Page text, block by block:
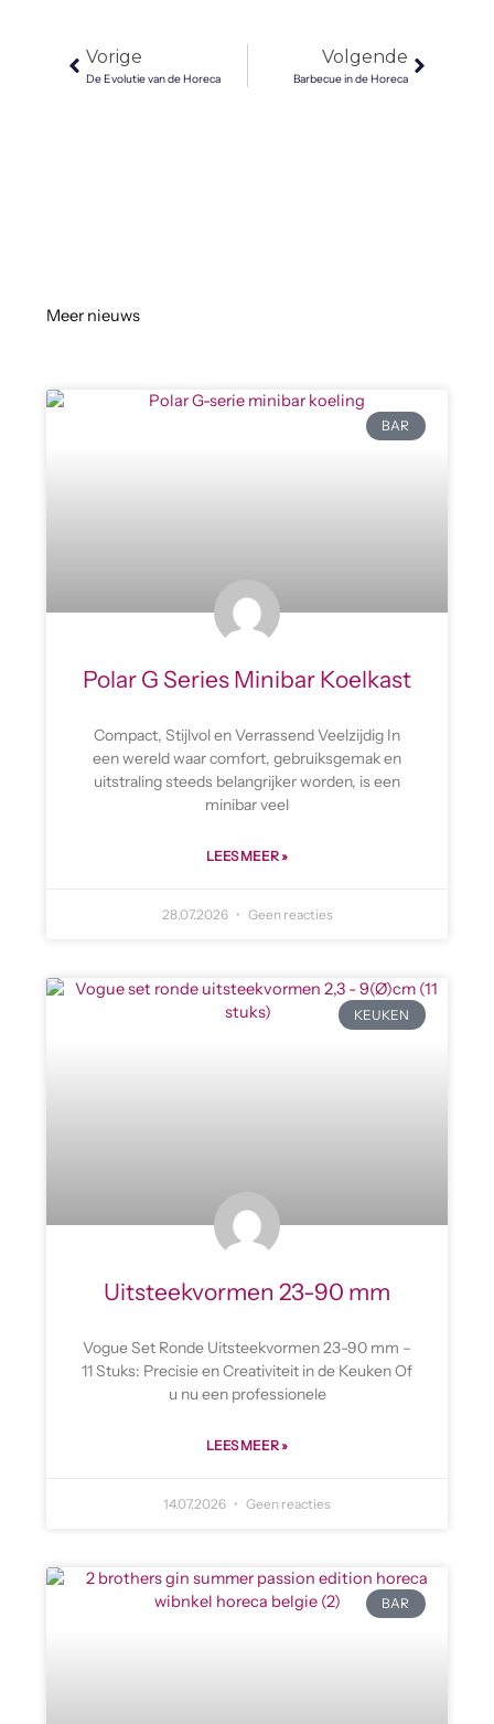
Vorige
De Evolutie van de Horeca
Volgende
Barbecue in de Horeca
Meer nieuws
BAR
Polar G Series Minibar Koelkast
Compact, Stijlvol en Verrassend Veelzijdig In
een wereld waar comfort, gebruiksgemak en
uitstraling steeds belangrijker worden, is een
minibar veel
LEES MEER »
28.07.2026 Geen reacties
KEUKEN
Uitsteekvormen 23-90 mm
Vogue Set Ronde Uitsteekvormen 23-90 mm –
11 Stuks: Precisie en Creativiteit in de Keuken Of
u nu een professionele
LEES MEER »
14.07.2026 Geen reacties
BAR